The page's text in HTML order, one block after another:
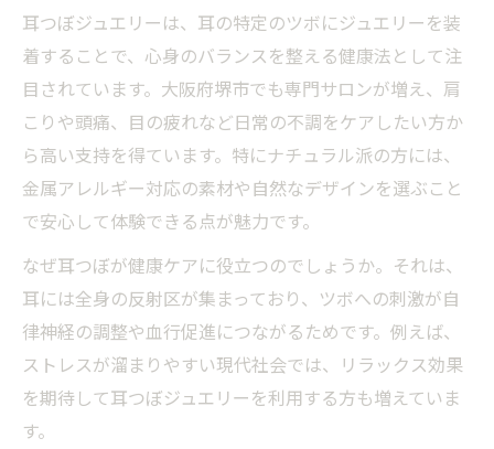
耳つぼジュエリーは、耳の特定のツボにジュエリーを装
着することで、心身のバランスを整える健康法として注
目されています。大阪府堺市でも専門サロンが増え、肩
こりや頭痛、目の疲れなど日常の不調をケアしたい方か
ら高い支持を得ています。特にナチュラル派の方には、
金属アレルギー対応の素材や自然なデザインを選ぶこと
で安心して体験できる点が魅力です。
なぜ耳つぼが健康ケアに役立つのでしょうか。それは、
耳には全身の反射区が集まっており、ツボへの刺激が自
律神経の調整や血行促進につながるためです。例えば、
ストレスが溜まりやすい現代社会では、リラックス効果
を期待して耳つぼジュエリーを利用する方も増えていま
す。